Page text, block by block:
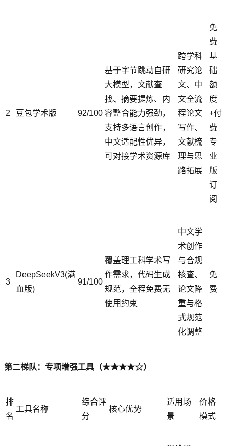
2 豆包学术版 92/100
基于字节跳动自研
大模型，文献查
找、摘要提炼、内
容整合能力强劲，
支持多语言创作，
中文适配性优异，
可对接学术资源库
跨学科
研究论
文、中
文全流
程论文
写作、
文献梳
理与思
路拓展
免
费
基
础
额
度
+付
费
专
业
版
订
阅
3
DeepSeekV3(满
血版)
91/100
覆盖理工科学术写
作需求，代码生成
规范，全程免费无
使用约束
中文学
术创作
与合规
核查、
论文降
重与格
式规范
化调整
免
费
第二梯队：专项增强工具（★★★★☆）
排
名
工具名称
综合评
分
核心优势
适用场
景
价格
模式